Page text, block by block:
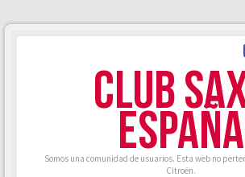
CLUB
ESPAÑA
Somos una comunidad de usuarios. Esta web no
Citroën.